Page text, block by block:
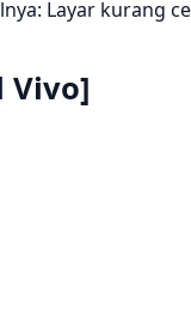
Layar kurang
Vivo]